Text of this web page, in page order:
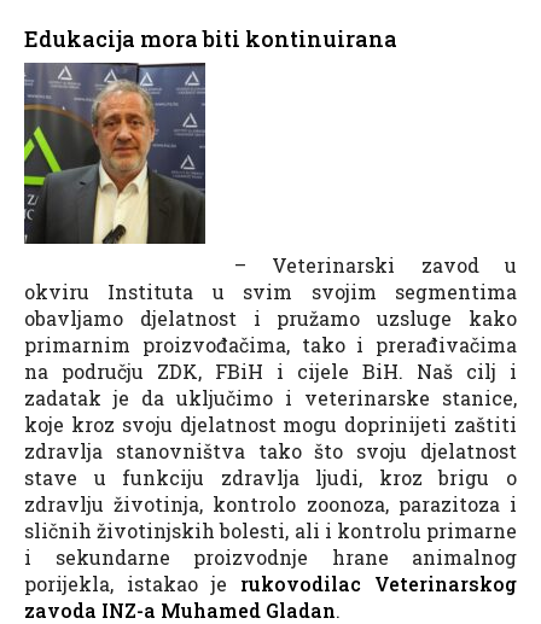
Edukacija mora biti kontinuirana
– Veterinarski zavod u
okviru Instituta u svim svojim segmentima
obavljamo djelatnost i pružamo uzsluge kako
primarnim proizvođačima, tako i prerađivačima
na području ZDK, FBiH i cijele BiH. Naš cilj i
zadatak je da uključimo i veterinarske stanice,
koje kroz svoju djelatnost mogu doprinijeti zaštiti
zdravlja stanovništva tako što svoju djelatnost
stave u funkciju zdravlja ljudi, kroz brigu o
zdravlju životinja, kontrolo zoonoza, parazitoza i
sličnih životinjskih bolesti, ali i kontrolu primarne
i sekundarne proizvodnje hrane animalnog
porijekla, istakao je rukovodilac Veterinarskog
zavoda INZ-a Muhamed Gladan.